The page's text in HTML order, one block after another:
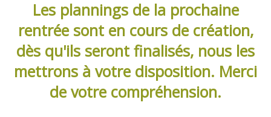
Les plannings de la prochaine
rentrée sont en cours de création,
dès qu'ils seront finalisés, nous les
mettrons à votre disposition. Merci
de votre compréhension.